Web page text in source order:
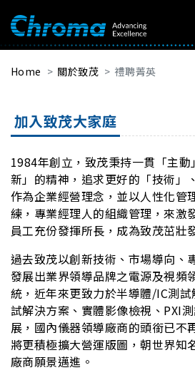
Home 關於致茂 禮聘菁英
加入致茂大家庭
1984年創立，致茂秉持一貫「主
新」的精神，追求更好的「技術」
作為企業經營理念，並以人性化管
練，專業經理人的組織管理，來激
員工充份發揮所長，成為致茂茁壯
過去致茂以創新技術、市場導向、
發展出業界領導品牌之電源及視頻
統，近年來更致力於半導體/IC測
試解決方案、實體影像檢視、PXI
展，國內儀器領導廠商的頭銜已不
將更積極擴大營運版圖，朝世界知
廠商願景邁進。